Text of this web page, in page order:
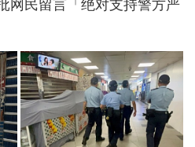
网民留言「绝对支持警方严